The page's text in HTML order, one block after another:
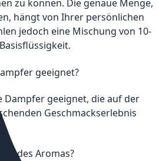
zu können. Die genaue Menge,
hängt von Ihrer persönlichen
jedoch eine Mischung von 10-
geeignet?
Dampfer geeignet, die auf der
Geschmackserlebnis
des Aromas?